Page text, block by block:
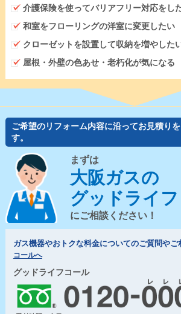
介護保険を使ってバリアフリー対応をし
和室をフローリングの洋室に変更したい
クローゼットを設置して収納を増やした
屋根・外壁の色あせ・老朽化が気になる
ご希望のリフォーム内容に沿ってお見積り
す。
まずは
大阪ガスの
グッドライ
にご相談ください！
ガス機器やおトクな料金についてのご質問やご
コールへ
グッドライフコール